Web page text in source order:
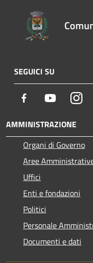
SEGUICI SU
Facebook Youtube
AMMINISTRAZIONE
Organi di Governo
Aree
Uffici
Enti e fondazioni
Politici
Personale
Documenti e dati